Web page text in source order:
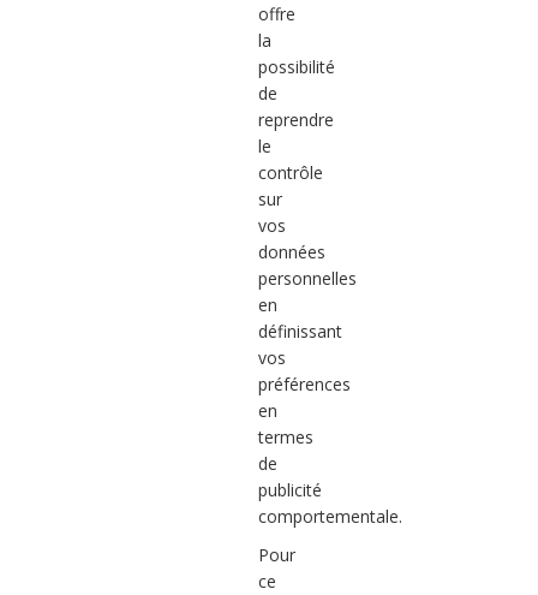
offre
la
possibilité
de
reprendre
le
contrôle
sur
vos
données
personnelles
en
définissant
vos
préférences
en
termes
de
publicité
comportementale.
Pour
ce